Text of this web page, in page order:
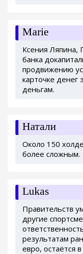
Marie
Ксения Ляпина,
банка
продвижению
карточке денег
деньгам.
Натали
Около 150
более сложным.
Lukas
Правительств
другие
результатам
евро, остаётся